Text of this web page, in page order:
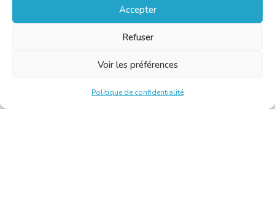
Accepter
Refuser
Voir les préférences
Politique de confidentialité